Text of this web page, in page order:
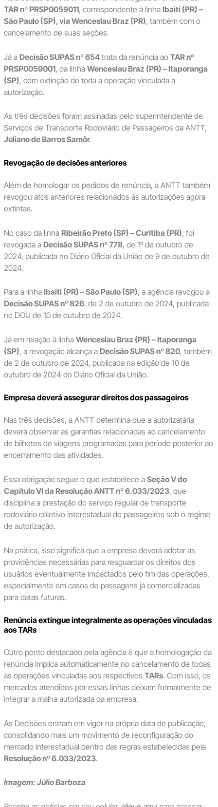
TAR nº PRSP0059011, correspondente à linha Ibaiti (PR) –
São Paulo (SP), via Wenceslau Braz (PR), também com o
cancelamento de suas seções.
Já a Decisão SUPAS nº 654trata da renúncia ao TAR nº
PRSP0059001, da linha Wenceslau Braz (PR) – Itaporanga
(SP), com extinção de toda a operação vinculada à
autorização.
As três decisões foram assinadas pelo superintendente de
Serviços de Transporte Rodoviário de Passageiros da ANTT,
Juliano de Barros Samôr.
Revogação de decisões anteriores
Além de homologar os pedidos de renúncia, a ANTT também
revogou atos anteriores relacionados às autorizações agora
extintas.
No caso da linha Ribeirão Preto (SP) – Curitiba (PR), foi
revogada a Decisão SUPAS nº 778, de 1º de outubro de
2024, publicada no Diário Oficial da União de 9 de outubro de
2024.
Para a linha Ibaiti (PR) – São Paulo (SP), a agência revogou a
Decisão SUPAS nº 826, de 2 de outubro de 2024, publicada
no DOU de 10 de outubro de 2024.
Já em relação à linha Wenceslau Braz (PR) – Itaporanga
(SP), a revogação alcança a Decisão SUPAS nº 820, também
de 2 de outubro de 2024, publicada na edição de 10 de
outubro de 2024 do Diário Oficial da União.
Empresa deverá assegurar direitos dos passageiros
Nas três decisões, a ANTT determina que a autorizatária
deverá observar as garantias relacionadas ao cancelamento
de bilhetes de viagens programadas para período posterior ao
encerramento das atividades.
Essa obrigação segue o que estabelece a Seção V do
Capítulo VI da Resolução ANTT nº 6.033/2023, que
disciplina a prestação do serviço regular de transporte
rodoviário coletivo interestadual de passageiros sob o regime
de autorização.
Na prática, isso significa que a empresa deverá adotar as
providências necessárias para resguardar os direitos dos
usuários eventualmente impactados pelo fim das operações,
especialmente em casos de passagens já comercializadas
para datas futuras.
Renúncia extingue integralmente as operações vinculadas
aos TARs
Outro ponto destacado pela agência é que a homologação da
renúncia implica automaticamente no cancelamento de todas
as operações vinculadas aos respectivos TARs. Com isso, os
mercados atendidos por essas linhas deixam formalmente de
integrar a malha autorizada da empresa.
As Decisões entram em vigor na própria data de publicação,
consolidando mais um movimento de reconfiguração do
mercado interestadual dentro das regras estabelecidas pela
Resolução nº 6.033/2023.
Imagem: Júlio Barboza